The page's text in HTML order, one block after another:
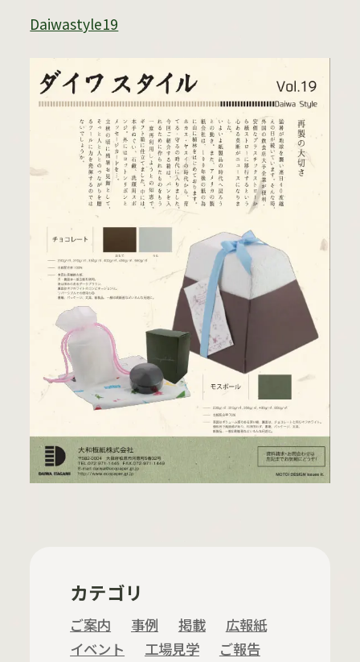
Daiwastyle19
カテゴリ
ご案内 事例 掲載
広報紙
イベント
工場見学
ご報告